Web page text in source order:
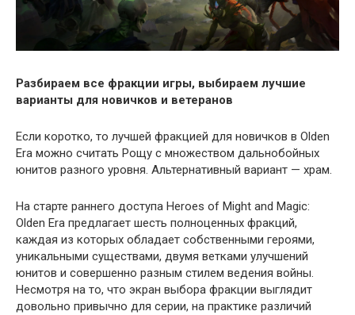
Разбираем все фракции игры, выбираем лучшие
варианты для новичков и ветеранов
Если коротко, то лучшей фракцией для новичков в Olden
Era можно считать Рощу с множеством дальнобойных
юнитов разного уровня. Альтернативный вариант — храм.
На старте раннего доступа Heroes of Might and Magic:
Olden Era предлагает шесть полноценных фракций,
каждая из которых обладает собственными героями,
уникальными существами, двумя ветками улучшений
юнитов и совершенно разным стилем ведения войны.
Несмотря на то, что экран выбора фракции выглядит
довольно привычно для серии, на практике различий